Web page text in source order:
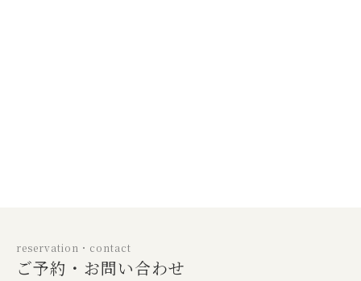
reservation・contact
ご予約・お問い合わせ